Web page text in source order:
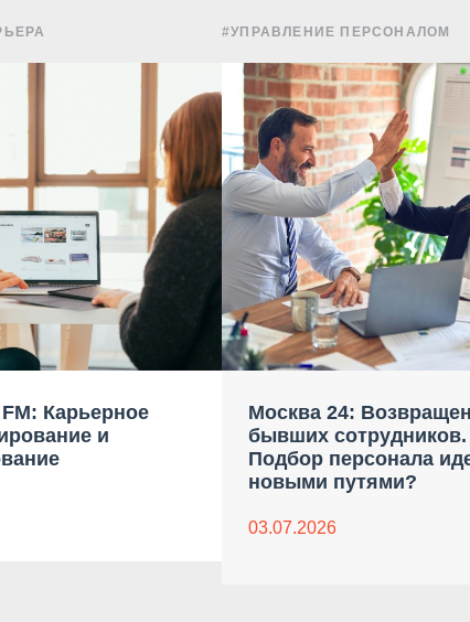
Карьерное
и
#УПРАВЛЕНИЕ ПЕРСОНАЛОМ
Москва 24:
бывших сотрудников.
Подбор персонала
новыми путями?
03.07.2026